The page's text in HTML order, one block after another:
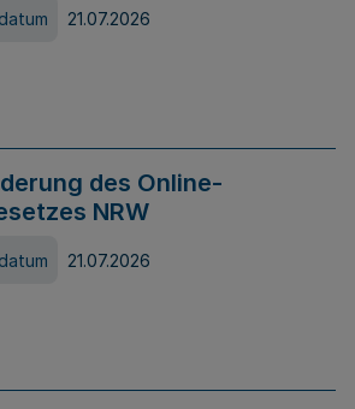
21.07.2026
des Online-
NRW
21.07.2026